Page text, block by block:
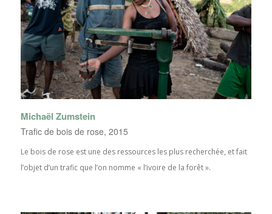
Michaël Zumstein
Trafic de bois de rose, 2015
Le bois de rose est une des ressources les plus recherchée, et fait
l’objet d’un trafic que l’on nomme « l’ivoire de la forêt ».